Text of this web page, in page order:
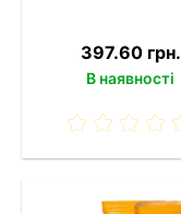
397.60 грн.
В наявності